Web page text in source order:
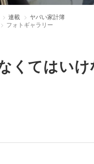
連載
ヤバい家計簿
フォトギャラリー
くてはい